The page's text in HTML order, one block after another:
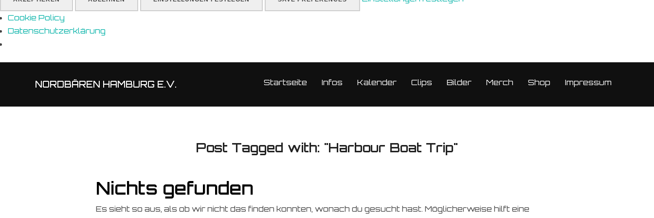
Cookie Policy
Datenschutzerklärung
NORDBÄREN HAMBURG E.V. Startseite Infos Kalender Clips Bilder Merch Shop Impressum
Post Tagged with: "Harbour Boat Trip"
Nichts gefunden
Es sieht so aus, als ob wir nicht das finden konnten, wonach du gesucht hast. Möglicherweise hilft eine